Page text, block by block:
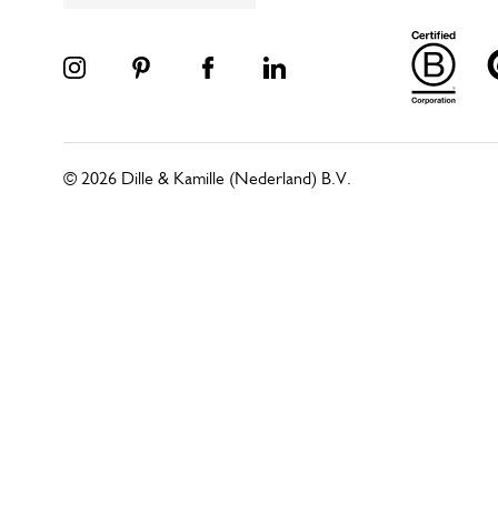
© 2026 Dille & Kamille (Nederland) B.V.